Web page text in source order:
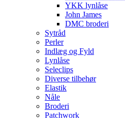
YKK lynlåse
John James
DMC broderi
Sytråd
Perler
Indlæg og Fyld
Lynlåse
Seleclips
Diverse tilbehør
Elastik
Nåle
Broderi
Patchwork